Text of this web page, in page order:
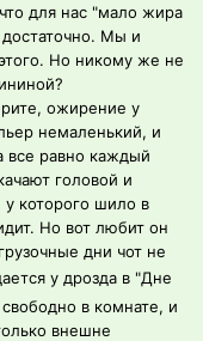
для нас "мало жира
Мы и
Но никому же не
ожирение у
немаленький, и
все равно каждый
головой и
у которого шило в
Но вот любит он
дни чот не
у дрозда в "Дне
в комнате, и
внешне